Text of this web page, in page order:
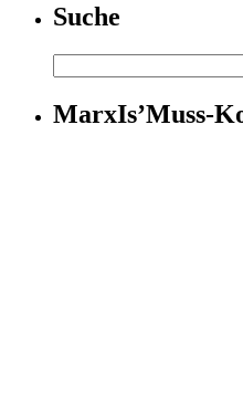
Suche
nach:
MarxIs’Muss-